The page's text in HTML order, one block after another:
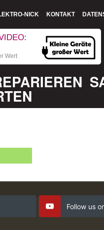
NICK KONTAKT
Wert
Follow us